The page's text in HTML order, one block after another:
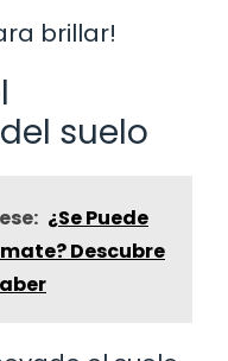
brillar!
suelo
¿Se Puede
Descubre